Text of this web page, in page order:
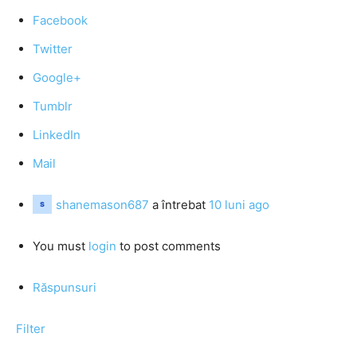
Facebook
Twitter
Google+
Tumblr
LinkedIn
Mail
shanemason687 a întrebat 10 luni ago
You must login to post comments
Răspunsuri
Filter